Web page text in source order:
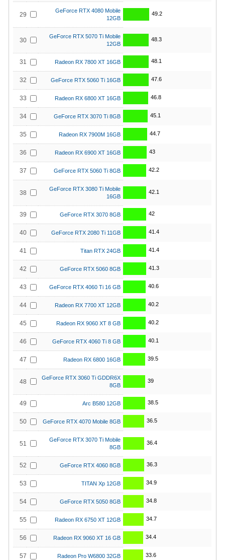
29
GeForce RTX 4080 Mobile
12GB
49.2
30
GeForce RTX 5070 Ti Mobile
12GB
48.3
31 Radeon RX 7800 XT 16GB 48.1
32 GeForce RTX 5060 Ti 16GB 47.6
33 Radeon RX 6800 XT 16GB 46.8
34 GeForce RTX 3070 Ti 8GB 45.1
35 Radeon RX 7900M 16GB 44.7
36 Radeon RX 6900 XT 16GB 43
37 GeForce RTX 5060 Ti 8GB 42.2
38
GeForce RTX 3080 Ti Mobile
16GB
42.1
39 GeForce RTX 3070 8GB 42
40 GeForce RTX 2080 Ti 11GB 41.4
41 Titan RTX 24GB 41.4
42 GeForce RTX 5060 8GB 41.3
43 GeForce RTX 4060 Ti 16 GB 40.6
44 Radeon RX 7700 XT 12GB 40.2
45 Radeon RX 9060 XT 8 GB 40.2
46 GeForce RTX 4060 Ti 8 GB 40.1
47 Radeon RX 6800 16GB 39.5
48
GeForce RTX 3060 Ti GDDR6X
8GB
39
49 Arc B580 12GB 38.5
50 GeForce RTX 4070 Mobile 8GB 36.5
51
GeForce RTX 3070 Ti Mobile
8GB
36.4
52 GeForce RTX 4060 8GB 36.3
53 TITAN Xp 12GB 34.9
54 GeForce RTX 5050 8GB 34.8
55 Radeon RX 6750 XT 12GB 34.7
56 Radeon RX 9060 XT 16 GB 34.4
57 Radeon Pro W6800 32GB 33.6